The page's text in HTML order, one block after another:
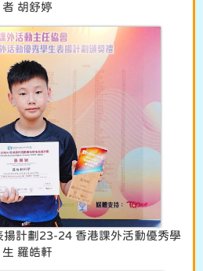
者 胡舒婷
揚計劃23-24 香港課外活動優秀學
生 羅皓軒